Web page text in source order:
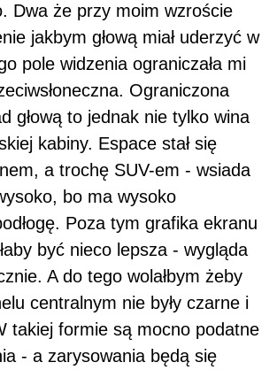
Dwa że przy moim wzroście
jakbym głową miał uderzyć w
pole widzenia ograniczała mi
Ograniczona
głową to jednak nie tylko wina
kabiny. Espace stał się
a trochę SUV-em - wsiada
bo ma wysoko
Poza tym grafika ekranu
być nieco lepsza - wygląda
A do tego wolałbym żeby
centralnym nie były czarne i
takiej formie są mocno podatne
- a zarysowania będą się